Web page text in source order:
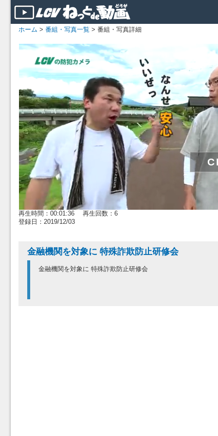
ホーム > 番組・写真一覧 > 番組・写真詳細
再生時間：00:01:36 再生回数：6
登録日：2019/12/03
金融機関を対象に 特殊詐欺防止研修会
金融機関を対象に 特殊詐欺防止研修会